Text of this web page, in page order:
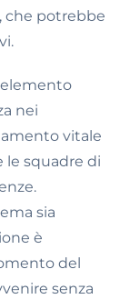
che potrebbe
nei
vitale
le squadre di
sia
è
del
senza